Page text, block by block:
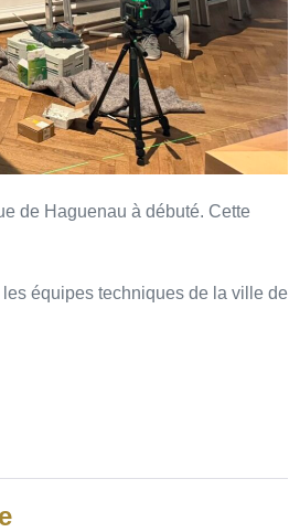
de Haguenau à débuté. Cette
équipes techniques de la ville de